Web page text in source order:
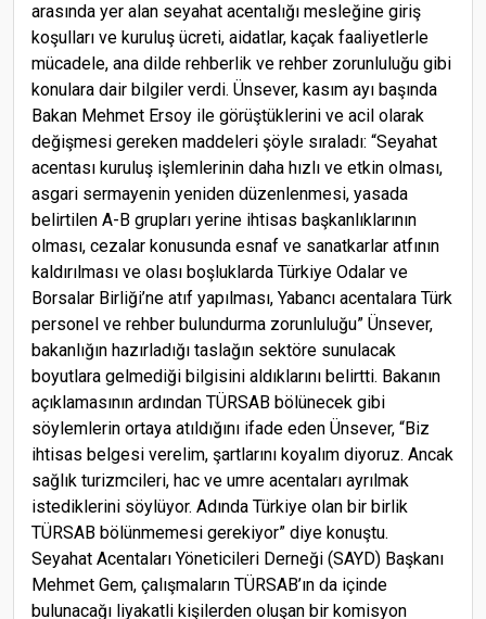
arasında yer alan seyahat acentalığı mesleğine giriş
koşulları ve kuruluş ücreti, aidatlar, kaçak faaliyetlerle
mücadele, ana dilde rehberlik ve rehber zorunluluğu gibi
konulara dair bilgiler verdi. Ünsever, kasım ayı başında
Bakan Mehmet Ersoy ile görüştüklerini ve acil olarak
değişmesi gereken maddeleri şöyle sıraladı: “Seyahat
acentası kuruluş işlemlerinin daha hızlı ve etkin olması,
asgari sermayenin yeniden düzenlenmesi, yasada
belirtilen A-B grupları yerine ihtisas başkanlıklarının
olması, cezalar konusunda esnaf ve sanatkarlar atfının
kaldırılması ve olası boşluklarda Türkiye Odalar ve
Borsalar Birliği’ne atıf yapılması, Yabancı acentalara Türk
personel ve rehber bulundurma zorunluluğu” Ünsever,
bakanlığın hazırladığı taslağın sektöre sunulacak
boyutlara gelmediği bilgisini aldıklarını belirtti. Bakanın
açıklamasının ardından TÜRSAB bölünecek gibi
söylemlerin ortaya atıldığını ifade eden Ünsever, “Biz
ihtisas belgesi verelim, şartlarını koyalım diyoruz. Ancak
sağlık turizmcileri, hac ve umre acentaları ayrılmak
istediklerini söylüyor. Adında Türkiye olan bir birlik
TÜRSAB bölünmemesi gerekiyor” diye konuştu.
Seyahat Acentaları Yöneticileri Derneği (SAYD) Başkanı
Mehmet Gem, çalışmaların TÜRSAB’ın da içinde
bulunacağı liyakatli kişilerden oluşan bir komisyon